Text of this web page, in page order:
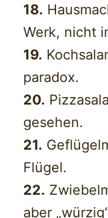
18.
Werk, nicht
19.
paradox.
20.
gesehen.
21.
Flügel.
22.
aber